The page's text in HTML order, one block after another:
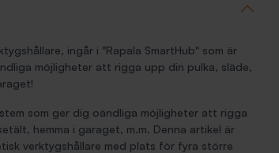
ingår i "Rapala SmartHub" som är
möjligheter att rigga upp din pulka, släde,
som ger dig oändliga möjligheter att rigga
hemma i garaget, m.m. Denna artikel är
verktygshållare med plats för fyra större